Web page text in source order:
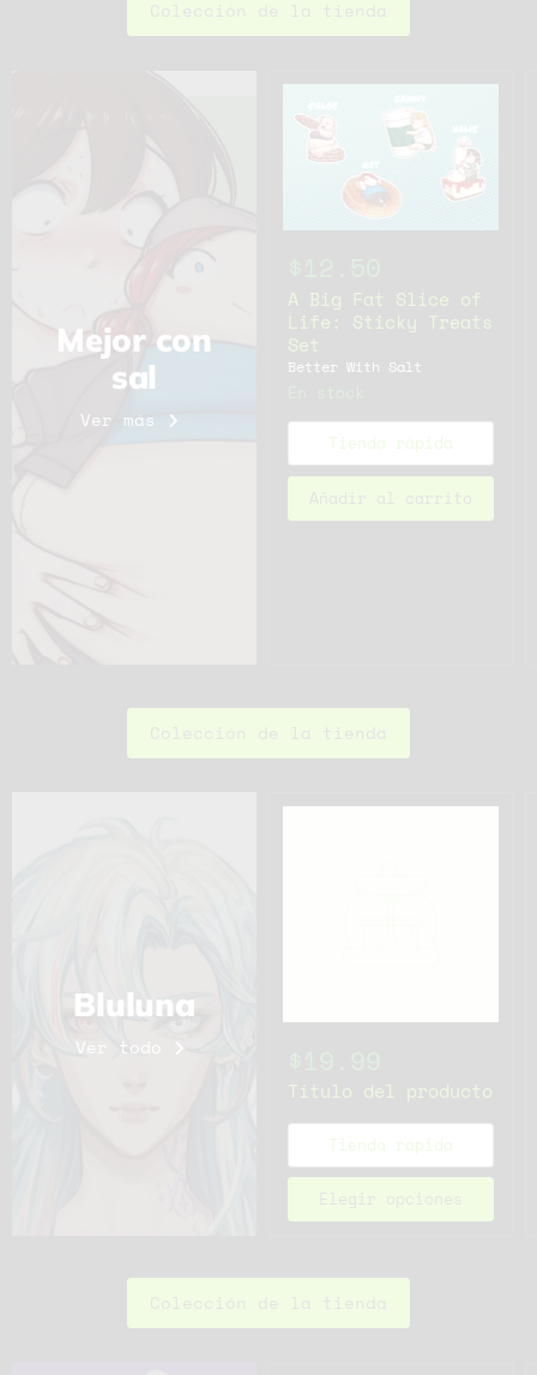
Colección de la tienda
Mejor con
sal
Ver más
A Big Fat Slice of
Life: Sticky Treats
Set
Better With Salt
Tienda rápida
Añadir al carrito
Colección de la tienda
Bluluna
Ver todo
Título del producto
Tienda rápida
Elegir opciones
Colección de la tienda